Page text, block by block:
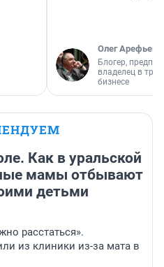
Олег Арефьев
Блогер,
владелец в
бизнесе
Как в уральской
мамы отбывают
детьми
расстаться».
из клиники из-за мата в